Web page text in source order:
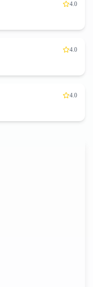
4.0
4.0
4.0